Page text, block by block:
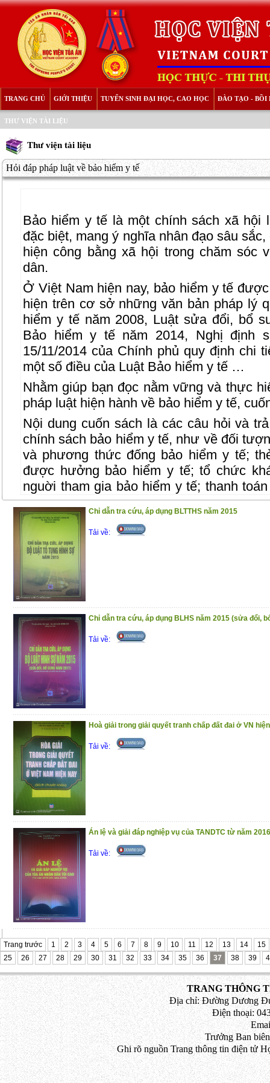
TRANG CHỦ GIỚI THIỆU TUYỂN SINH ĐẠI HỌC, CAO HỌC ĐÀO TẠO - BỒI
THƯ VIỆN TÀI LIỆU
Thư viện tài liệu
Hỏi đáp pháp luật về bảo hiểm y tế
Bảo hiểm y tế là một chính sách xã hội
đặc biệt, mang ý nghĩa nhân đạo sâu
hiện công bằng xã hội trong chăm sóc
dân.
Ở Việt Nam hiện nay, bảo hiểm y tế
hiện trên cơ sở những văn bản pháp lý
hiểm y tế năm 2008, Luật sửa đổi, bổ
Bảo hiểm y tế năm 2014, Nghị định
15/11/2014 của Chính phủ quy định chi
một số điều của Luật Bảo hiểm y tế …
Nhằm giúp bạn đọc nằm vững và thực
pháp luật hiện hành về bảo hiểm y tế,
Nội dung cuốn sách là các câu hỏi và
chính sách bảo hiểm y tế, như về đối
và phương thức đống bảo hiểm y tế;
được hưởng bảo hiểm y tế; tổ chức
nguời tham gia bảo hiểm y tế; thanh
bệnh bảo hiểm y tế; quỹ bảo hiểm y tế;
các bên liên quan đến bảo hiểm y tế…
Cuốn sách gồm 2 phần :
Phần I : Hỏi – đáp pháp luật về bảo
phần trả lời được trình bày theo các
chương trong Luật Bảo hiểm y tế
Phần II : Một số văn bản quy phạm pháp
y tế
Trân trọng giới thiệu đến bạn đọc !
(10/12/2020)
Chỉ dẫn tra cứu, áp dụng BLTTHS năm 2015
Tải về:
Chỉ dẫn tra cứu, áp dụng BLHS năm 2015 (sửa đổi,
Tải về:
Hoà giải trong giải quyết tranh chấp đất đai ở VN
Tải về:
Án lệ và giải đáp nghiệp vụ của TANDTC từ năm
Tải về:
Trang trước 1 2 3 4 5 6 7 8 9 10 11 12 13 14
15
25
26 27 28 29 30 31 32 33 34 35 36 37 38 39
TRANG THÔNG
Địa chỉ: Đường Dương
Điện thoại:
Trưởng Ban
Ghi rõ nguồn Trang thông tin điện tử